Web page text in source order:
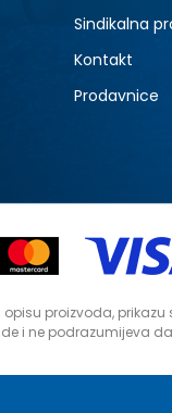
Sindikalna
Kontakt
Prodavnice
proizvoda,
i ne podrazumijeva